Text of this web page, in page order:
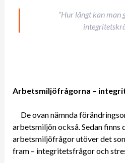
”Hur långt kan man
Arbetsmiljöfrågorna –
De ovan nämnda
arbetsmiljön också. Sedan finns
arbetsmiljöfrågor utöver det
fram – integritetsfrågor och